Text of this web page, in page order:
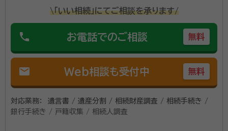
\「いい相続」にてご相談を承ります/
phone お電話でのご相談 無料
mail Web相談も受付中 無料
対応業務：
遺言書 / 遺産分割 / 相続財産調査 / 相続手続き /
銀行手続き / 戸籍収集 / 相続人調査